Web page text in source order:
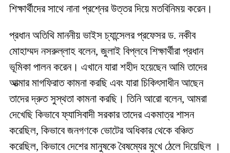
শিক্ষার্থীদের সাথে নানা প্রশ্নের উত্তর দিয়ে মতবিনিময় করেন।
প্রধান অতিথি মাননীয় ভাইস চ্যান্সেলর প্রফেসর ড. নকীব
মোহাম্মদ নসরুল্লাহ বলেন, জুলাই বিপ্লবে শিক্ষার্থীরা প্রধান
ভূমিকা পালন করেন। এখানে যারা শহীদ হয়েছেন আমি তাদের
আত্মার মাগফিরাত কামনা করছি এবং যারা চিকিৎসাধীন আছেন
তাদের দ্রুত সুস্থতা কামনা করছি। তিনি আরো বলেন, আমরা
দেখেছি কিভাবে ফ্যাসিবাদী সরকার তাদের একমাত্র শাসন
করেছিল, কিভাবে জনগণকে ভোটের অধিকার থেকে বঞ্চিত
করেছিল, কিভাবে দেশের মানুষকে বৈষম্যের মুখে ঠেলে দিয়েছিল ।